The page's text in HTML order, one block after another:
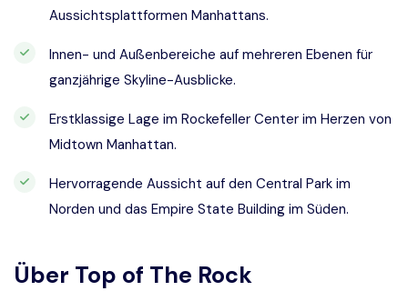
Aussichtsplattformen Manhattans.
Innen- und Außenbereiche auf mehreren Ebenen für
ganzjährige Skyline-Ausblicke.
Erstklassige Lage im Rockefeller Center im Herzen von
Midtown Manhattan.
Hervorragende Aussicht auf den Central Park im
Norden und das Empire State Building im Süden.
Über Top of The Rock